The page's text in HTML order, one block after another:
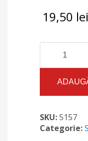
19,50 lei
de
500
ml
LKK
SKU:5157
Categorie: